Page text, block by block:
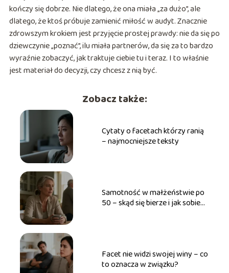
kończy się dobrze. Nie dlatego, że ona miała „za dużo”, ale
dlatego, że ktoś próbuje zamienić miłość w audyt. Znacznie
zdrowszym krokiem jest przyjęcie prostej prawdy: nie da się po
dziewczynie „poznać”, ilu miała partnerów, da się za to bardzo
wyraźnie zobaczyć, jak traktuje ciebie tu i teraz. I to właśnie
jest materiał do decyzji, czy chcesz z nią być.
Zobacz także:
Cytaty o facetach którzy ranią
– najmocniejsze teksty
Samotność w małżeństwie po
50 – skąd się bierze i jak sobie
Facet nie widzi swojej winy – co
to oznacza w związku?